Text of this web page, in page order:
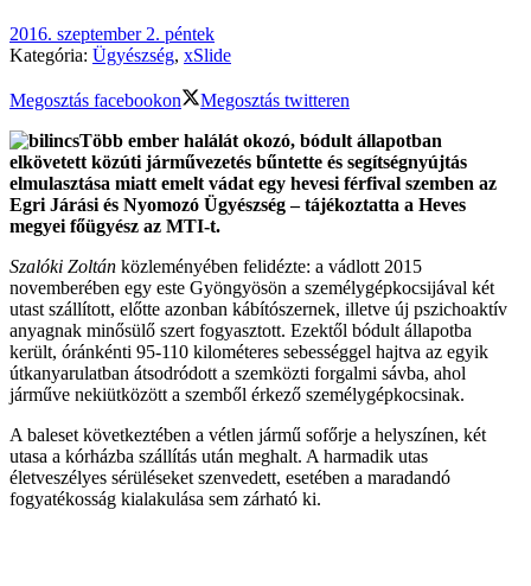
2016. szeptember 2. péntek
Kategória: Ügyészség, xSlide
Megosztás facebookon
Megosztás twitteren
Több ember halálát okozó, bódult állapotban
elkövetett közúti járművezetés bűntette és segítségnyújtás
elmulasztása miatt emelt vádat egy hevesi férfival szemben az
Egri Járási és Nyomozó Ügyészség – tájékoztatta a Heves
megyei főügyész az MTI-t.
Szalóki Zoltán közleményében felidézte: a vádlott 2015
novemberében egy este Gyöngyösön a személygépkocsijával két
utast szállított, előtte azonban kábítószernek, illetve új pszichoaktív
anyagnak minősülő szert fogyasztott. Ezektől bódult állapotba
került, óránkénti 95-110 kilométeres sebességgel hajtva az egyik
útkanyarulatban átsodródott a szemközti forgalmi sávba, ahol
járműve nekiütközött a szemből érkező személygépkocsinak.
A baleset következtében a vétlen jármű sofőrje a helyszínen, két
utasa a kórházba szállítás után meghalt. A harmadik utas
életveszélyes sérüléseket szenvedett, esetében a maradandó
fogyatékosság kialakulása sem zárható ki.